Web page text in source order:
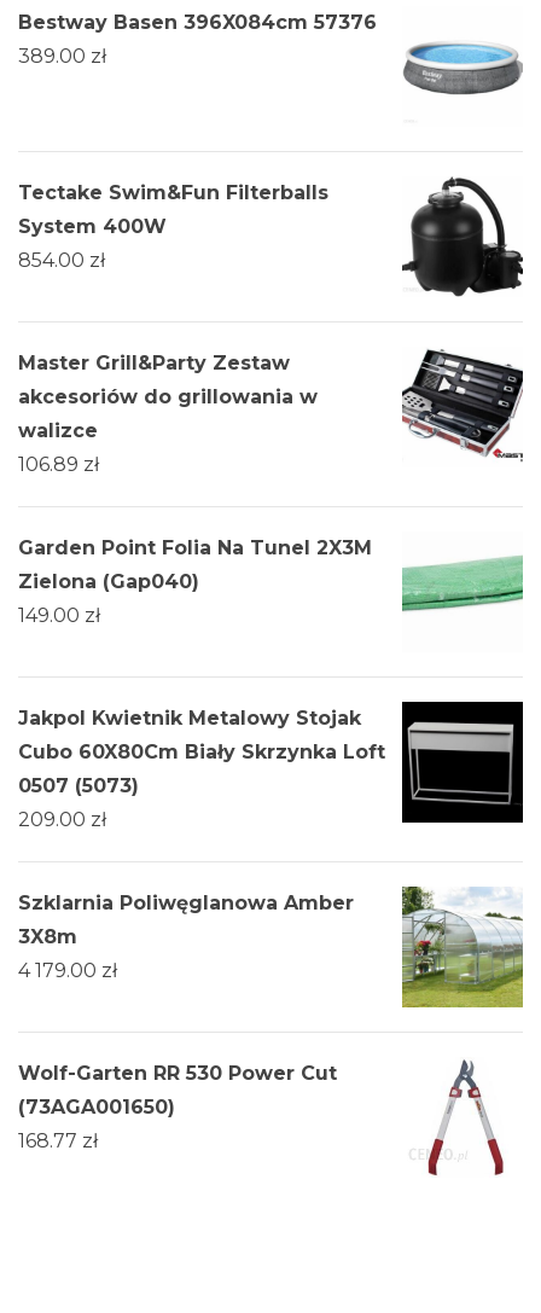
Bestway Basen 396X084cm 57376
389.00 zł
Tectake Swim&Fun Filterballs
System 400W
854.00 zł
Master Grill&Party Zestaw
akcesoriów do grillowania w
walizce
106.89 zł
Garden Point Folia Na Tunel 2X3M
Zielona (Gap040)
149.00 zł
Jakpol Kwietnik Metalowy Stojak
Cubo 60X80Cm Biały Skrzynka Loft
0507 (5073)
209.00 zł
Szklarnia Poliwęglanowa Amber
3X8m
4 179.00 zł
Wolf-Garten RR 530 Power Cut
(73AGA001650)
168.77 zł